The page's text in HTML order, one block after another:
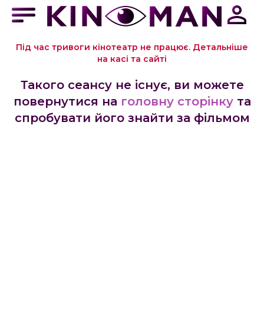
Під час тривоги кінотеатр не працює. Детальніше
на касі та сайті
Такого сеансу не існує, ви можете
повернутися на головну сторінку та
спробувати його знайти за фільмом